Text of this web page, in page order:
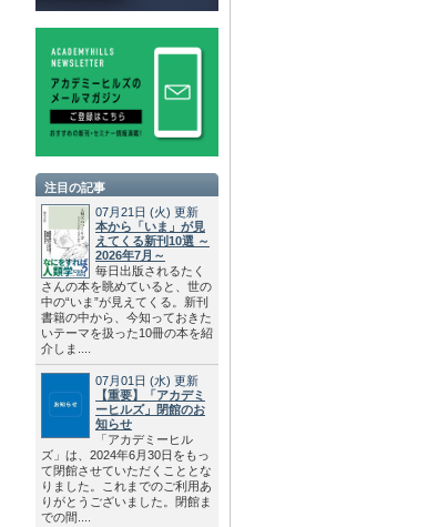
注目の記事
07月21日 (火) 更新
本から「いま」が見
えてくる新刊10選 ～
2026年7月～
毎日出版されるたく
さんの本を眺めていると、世の
中の“いま”が見えてくる。新刊
書籍の中から、今知っておきた
いテーマを扱った10冊の本を紹
介しま....
07月01日 (水) 更新
【重要】「アカデミ
ーヒルズ」閉館のお
知らせ
「アカデミーヒル
ズ」は、2024年6月30日をもっ
て閉館させていただくこととな
りました。これまでのご利用あ
りがとうございました。閉館ま
での間....